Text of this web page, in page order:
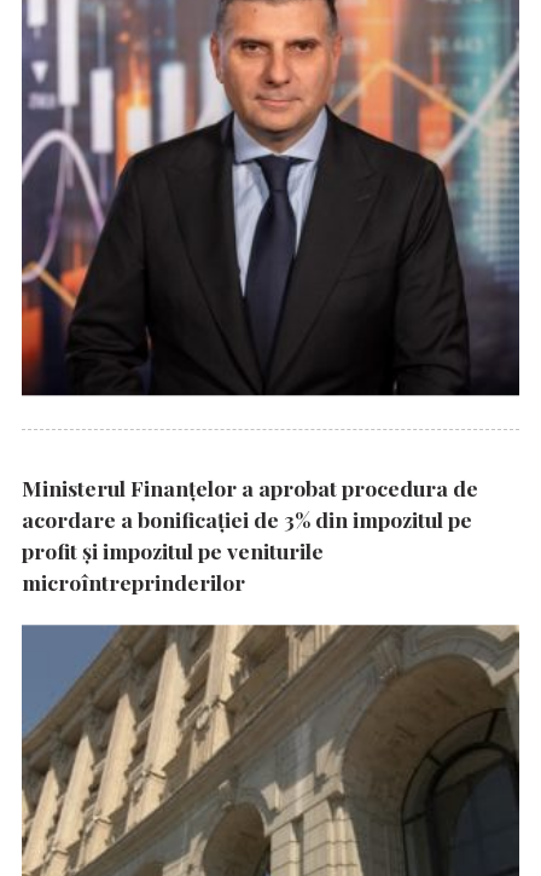
Ministerul Finanțelor a aprobat procedura de
acordare a bonificației de 3% din impozitul pe
profit și impozitul pe veniturile
microîntreprinderilor